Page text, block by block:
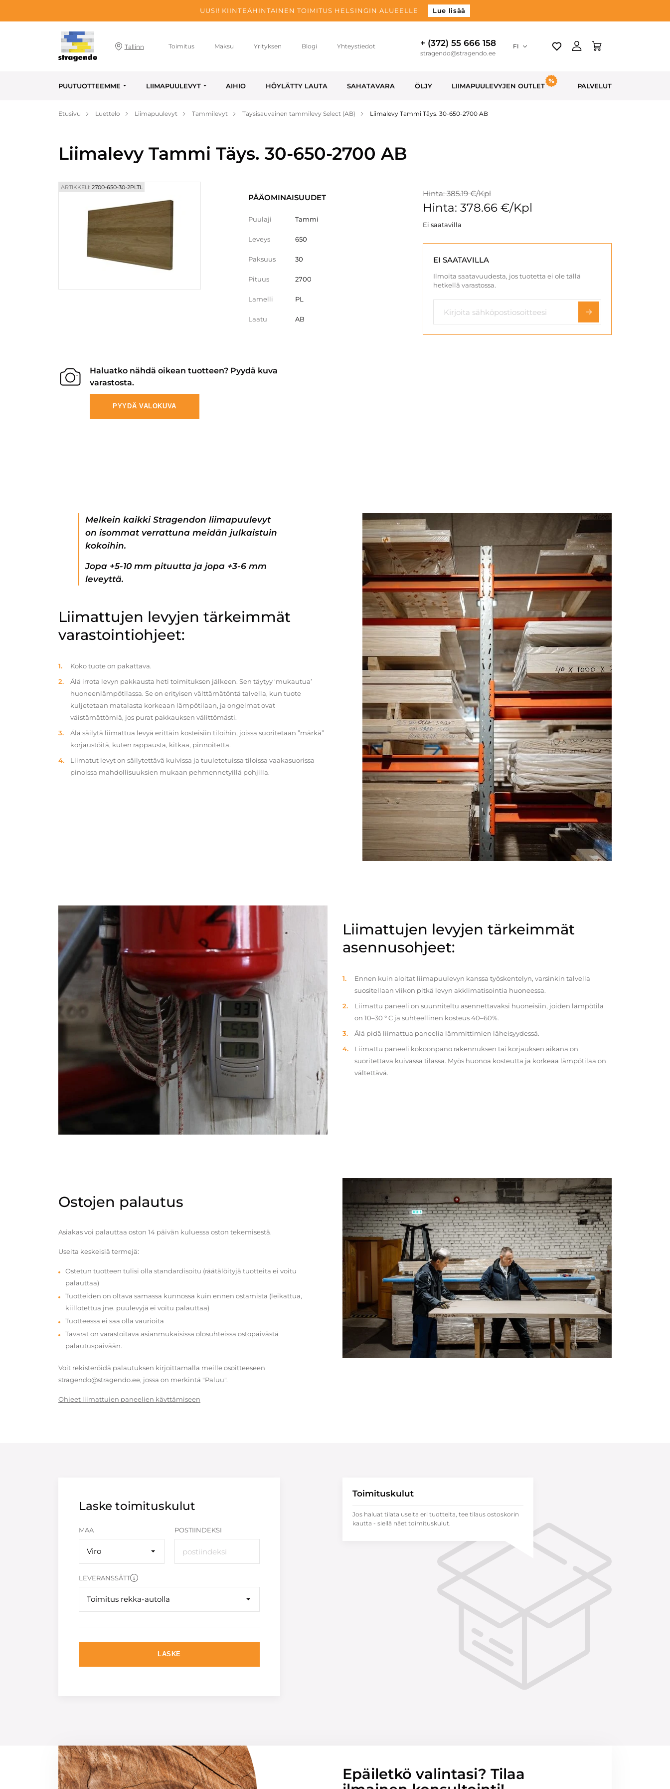
UUSI! KIINTEÄHINTAINEN TOIMITUS HELSINGIN ALUEELLE Lue lisää
Tallinn Toimitus Maksu Yrityksen Blogi Yhteystiedot + (372) 55 666 158
stragendo@stragendo.ee
FI
PUUTUOTTEEMME LIIMAPUULEVYT AIHIO HÖYLÄTTY LAUTA SAHATAVARA ÖLJY LIIMAPUULEVYJEN OUTLET PALVELUT
Etusivu Luettelo Liimapuulevyt Tammilevyt Täysisauvainen tammilevy Select (AB) Liimalevy Tammi Täys. 30-650-2700 AB
Liimalevy Tammi Täys. 30-650-2700 AB
ARTIKKELI: 2700-650-30-2PLTL
PÄÄOMINAISUUDET
Puulaji Tammi
Leveys 650
Paksuus 30
Pituus 2700
Lamelli PL
Laatu AB
Hinta: 385.19 €/Kpl
Hinta: 378.66 €/Kpl
Ei saatavilla
EI SAATAVILLA
Ilmoita saatavuudesta, jos tuotetta ei ole tällä
hetkellä varastossa.
Haluatko nähdä oikean tuotteen? Pyydä kuva
varastosta.
PYYDÄ VALOKUVA
Melkein kaikki Stragendon liimapuulevyt
on isommat verrattuna meidän julkaistuin
kokoihin.
Jopa +5-10 mm pituutta ja jopa +3-6 mm
leveyttä.
Liimattujen levyjen tärkeimmät
varastointiohjeet:
Koko tuote on pakattava.
Älä irrota levyn pakkausta heti toimituksen jälkeen. Sen täytyy ‘mukautua’
huoneenlämpötilassa. Se on erityisen välttämätöntä talvella, kun tuote
kuljetetaan matalasta korkeaan lämpötilaan, ja ongelmat ovat
väistämättömiä, jos purat pakkauksen välittömästi.
Älä säilytä liimattua levyä erittäin kosteisiin tiloihin, joissa suoritetaan ”märkä”
korjaustöitä, kuten rappausta, kitkaa, pinnoitetta.
Liimatut levyt on säilytettävä kuivissa ja tuuletetuissa tiloissa vaakasuorissa
pinoissa mahdollisuuksien mukaan pehmennetyillä pohjilla.
Liimattujen levyjen tärkeimmät
asennusohjeet:
Ennen kuin aloitat liimapuulevyn kanssa työskentelyn, varsinkin talvella
suositellaan viikon pitkä levyn akklimatisointia huoneessa.
Liimattu paneeli on suunniteltu asennettavaksi huoneisiin, joiden lämpötila
on 10–30 ° C ja suhteellinen kosteus 40–60%.
Älä pidä liimattua paneelia lämmittimien läheisyydessä.
Liimattu paneeli kokoonpano rakennuksen tai korjauksen aikana on
suoritettava kuivassa tilassa. Myös huonoa kosteutta ja korkeaa lämpötilaa on
vältettävä.
Ostojen palautus
Asiakas voi palauttaa oston 14 päivän kuluessa oston tekemisestä.
Useita keskeisiä termejä:
Ostetun tuotteen tulisi olla standardisoitu (räätälöityjä tuotteita ei voitu
palauttaa)
Tuotteiden on oltava samassa kunnossa kuin ennen ostamista (leikattua,
kiillotettua jne. puulevyjä ei voitu palauttaa)
Tuotteessa ei saa olla vaurioita
Tavarat on varastoitava asianmukaisissa olosuhteissa ostopäivästä
palautuspäivään.
Voit rekisteröidä palautuksen kirjoittamalla meille osoitteeseen
stragendo@stragendo.ee, jossa on merkintä "Paluu".
Ohjeet liimattujen paneelien käyttämiseen
Laske toimituskulut
MAA
Viro
POSTIINDEKSI
LEVERANSSÄTT
Toimitus rekka-autolla
LASKE
Toimituskulut
Jos haluat tilata useita eri tuotteita, tee tilaus ostoskorin
kautta - siellä näet toimituskulut.
Epäiletkö valintasi? Tilaa